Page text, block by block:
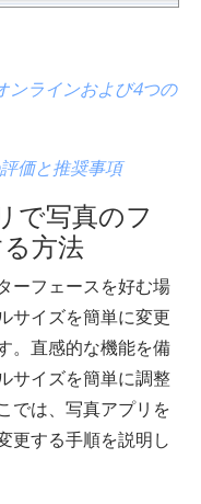
ンラインおよび4つの
価と推奨事項
で写真のフ
方法
ーフェースを好む場
サイズを簡単に変更
。直感的な機能を備
サイズを簡単に調整
では、写真アプリを
更する手順を説明し